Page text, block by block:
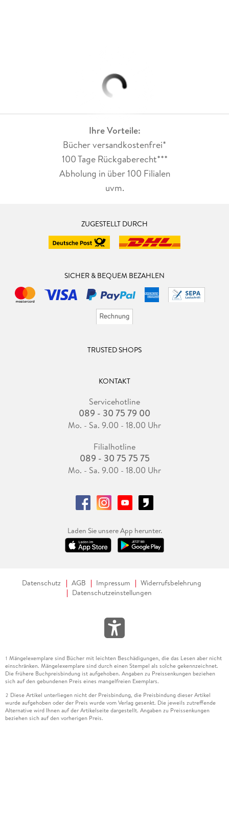
Ihre Vorteile:
Bücher versandkostenfrei*
100 Tage Rückgaberecht***
Abholung in über 100 Filialen
uvm.
ZUGESTELLT DURCH
SICHER & BEQUEM BEZAHLEN
TRUSTED SHOPS
KONTAKT
Servicehotline
089 - 30 75 79 00
Mo. - Sa. 9.00 - 18.00 Uhr
Filialhotline
089 - 30 75 75 75
Mo. - Sa. 9.00 - 18.00 Uhr
Laden Sie unsere App herunter.
Datenschutz AGB Impressum
Widerrufsbelehrung
Datenschutzeinstellungen
1 Mängelexemplare sind Bücher mit leichten Beschädigungen, die das Lesen aber nicht
einschränken. Mängelexemplare sind durch einen Stempel als solche gekennzeichnet.
Die frühere Buchpreisbindung ist aufgehoben. Angaben zu Preissenkungen beziehen
sich auf den gebundenen Preis eines mangelfreien Exemplars.
2 Diese Artikel unterliegen nicht der Preisbindung, die Preisbindung dieser Artikel
wurde aufgehoben oder der Preis wurde vom Verlag gesenkt. Die jeweils zutreffende
Alternative wird Ihnen auf der Artikelseite dargestellt. Angaben zu Preissenkungen
beziehen sich auf den vorherigen Preis.